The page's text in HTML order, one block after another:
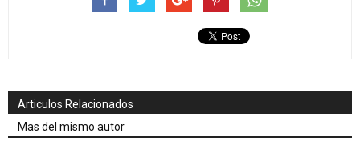
Articulos Relacionados
Mas del mismo autor